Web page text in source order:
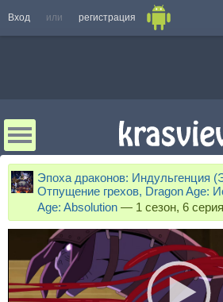
Вход или регистрация
Эпоха драконов: Индульгенция
Отпущение грехов, Dragon Age:
Age: Absolution — 1 сезон, 6 серия